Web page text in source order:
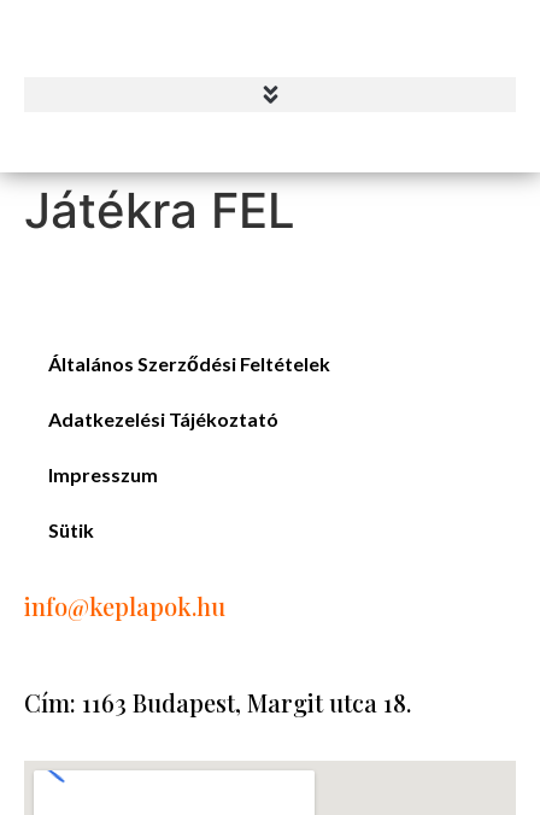
Játékra FEL
Általános Szerződési Feltételek
Adatkezelési Tájékoztató
Impresszum
Sütik
info@keplapok.hu
Cím: 1163 Budapest, Margit utca 18.